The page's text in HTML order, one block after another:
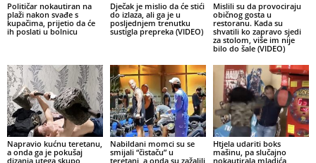
Političar nokautiran na
plaži nakon svađe s
kupačima, prijetio da će
ih poslati u bolnicu
Dječak je mislio da će stići
do izlaza, ali ga je u
posljednjem trenutku
sustigla prepreka (VIDEO)
Mislili su da provociraju
običnog gosta u
restoranu. Kada su
shvatili ko zapravo sjedi
za stolom, više im nije
bilo do šale (VIDEO)
Napravio kućnu teretanu,
a onda ga je pokušaj
dizanja utega skupo
Nabildani momci su se
smijali “čistaču” u
teretani, a onda su zažalili
Htjela udariti boks
mašinu, pa slučajno
nokautirala mladića